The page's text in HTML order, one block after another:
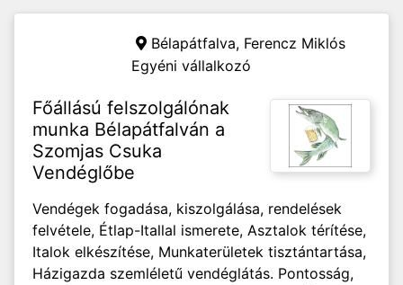
Bélapátfalva, Ferencz Miklós
Egyéni vállalkozó
Főállású felszolgálónak
munka Bélapátfalván a
Szomjas Csuka
Vendéglőbe
Vendégek fogadása, kiszolgálása, rendelések
felvétele, Étlap-Itallal ismerete, Asztalok térítése,
Italok elkészítése, Munkaterületek tisztántartása,
Házigazda szemléletű vendéglátás. Pontosság,